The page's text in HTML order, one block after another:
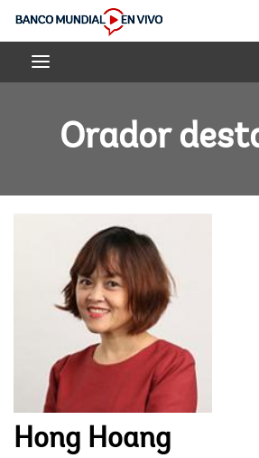
Skip
Main
Banco
Mundial
Orador
Hong Hoang